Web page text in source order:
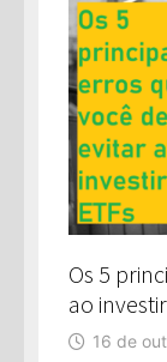
Os 5
ao
16 de